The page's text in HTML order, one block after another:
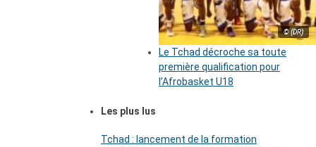
© (DR)
Le Tchad décroche sa toute
première qualification pour
l’Afrobasket U18
Les plus lus
Tchad : lancement de la formation